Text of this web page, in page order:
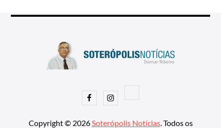
FacebookInstagram
Copyright © 2026 Soterópolis Notícias. Todos os